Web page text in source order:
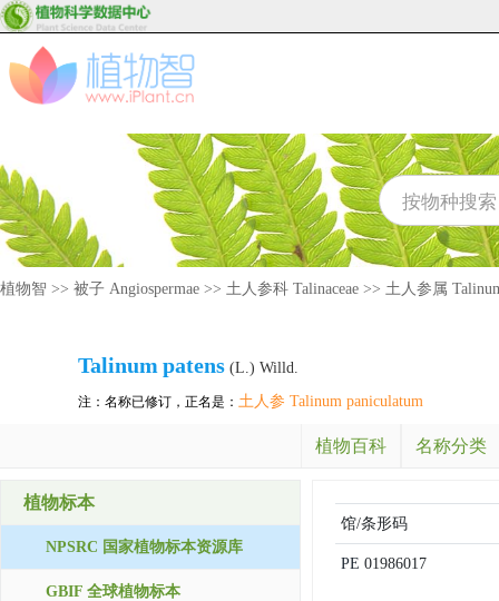
植物智 >> 被子 Angiospermae >> 土人参科 Talinaceae >> 土人参属
Talinum patens (L.) Willd.
注：名称已修订，正名是： 土人参 Talinum paniculatum
植物百科 名称分类
植物标本
NPSRC 国家植物标本资源库
GBIF 全球植物标本
馆/条形码
PE 01986017